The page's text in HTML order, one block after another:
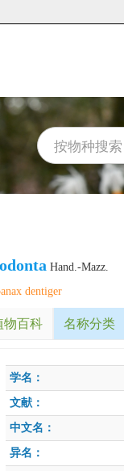
Hand.-Mazz.
dentiger
物百科 名称分类
学名：
文献：
中文名：
异名：